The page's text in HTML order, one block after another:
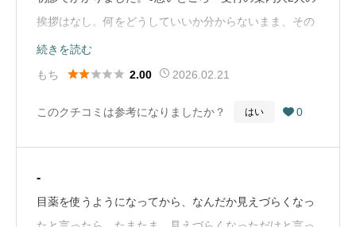
挨拶はなし。何をどうしていいか分からないまま、その
方たちのもとを通り過ぎると「受付こちらです！」と。
自動ドアから入ってきた患者には「受付こちらです」的
ァイルが手荷物になる。最後に診療した内容の紙をファ
る（Google Mapから引用）
続きを読む
もち
 2.00 2026.02.21
このクチコミは参考になりましたか？ はい  0
-
目薬を使うようになってから、なんだか見えづらくなっ